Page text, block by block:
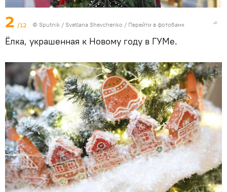
2 /12 © Sputnik / Svetlana Shevchenko / Перейти в фотобанк
Ёлка, украшенная к Новому году в ГУМе.